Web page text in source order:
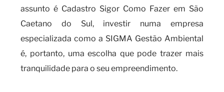
assunto é Cadastro Sigor Como Fazer em São
Caetano do Sul, investir numa empresa
especializada como a SIGMA Gestão Ambiental
é, portanto, uma escolha que pode trazer mais
tranquilidade para o seu empreendimento.